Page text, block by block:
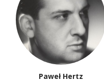
Paweł Hertz